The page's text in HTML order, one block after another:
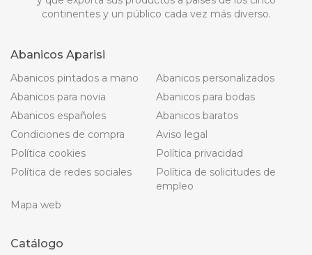
continentes y un público cada vez más diverso.
Abanicos Aparisi
Abanicos pintados a mano
Abanicos personalizados
Abanicos para novia
Abanicos para bodas
Abanicos españoles
Abanicos baratos
Condiciones de compra
Aviso legal
Política cookies
Política privacidad
Política de redes sociales
Política de solicitudes de
empleo
Mapa web
Catálogo